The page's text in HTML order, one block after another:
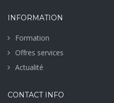
INFORMATION
Formation
Offres services
Actualité
CONTACT INFO